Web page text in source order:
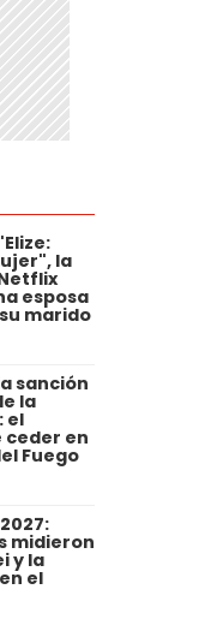
la
esposa
marido
sanción
la
el
ceder en
Fuego
midieron
y la
el